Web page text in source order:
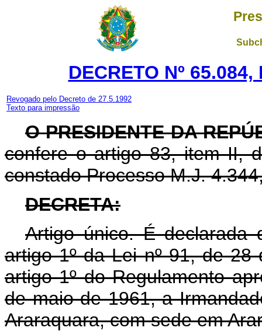
DECRETO Nº
Revogado pelo Decreto de 27.5.1992
Texto para impressão
O PRESIDENTE DA
confere o artigo 83, item II,
constado Processo M.J.
DECRETA:
Artigo único. É declarada
artigo 1º da Lei nº 91, de
artigo 1º do Regulamento
de maio de 1961, a
Araraquara, com sede em